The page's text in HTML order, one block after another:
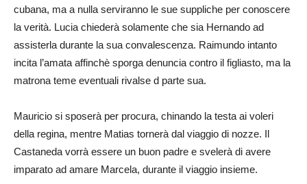
cubana, ma a nulla serviranno le sue suppliche per conoscere
la verità. Lucia chiederà solamente che sia Hernando ad
assisterla durante la sua convalescenza. Raimundo intanto
incita l’amata affinchè sporga denuncia contro il figliasto, ma la
matrona teme eventuali rivalse d parte sua.
Mauricio si sposerà per procura, chinando la testa ai voleri
della regina, mentre Matias tornerà dal viaggio di nozze. Il
Castaneda vorrà essere un buon padre e svelerà di avere
imparato ad amare Marcela, durante il viaggio insieme.